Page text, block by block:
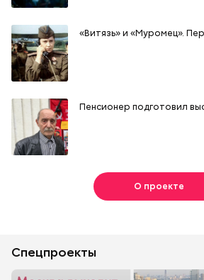
«Витязь» и «Муромец».
Пенсионер подготовил
О проекте
Спецпроекты